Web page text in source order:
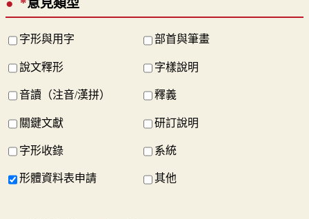
*意見類型
字形與用字 部首與筆畫
說文釋形 字樣說明
音讀（注音/漢拼） 釋義
關鍵文獻 研訂說明
字形收錄 系統
形體資料表申請 其他